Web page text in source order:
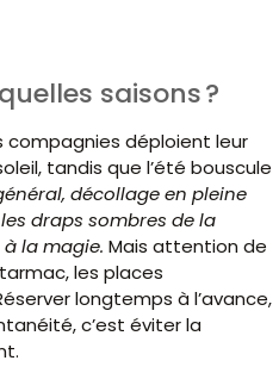
saisons ?
compagnies déploient leur
tandis que l’été bouscule
décollage en pleine
draps sombres de la
la magie. Mais attention de
les places
longtemps à l’avance,
c’est éviter la